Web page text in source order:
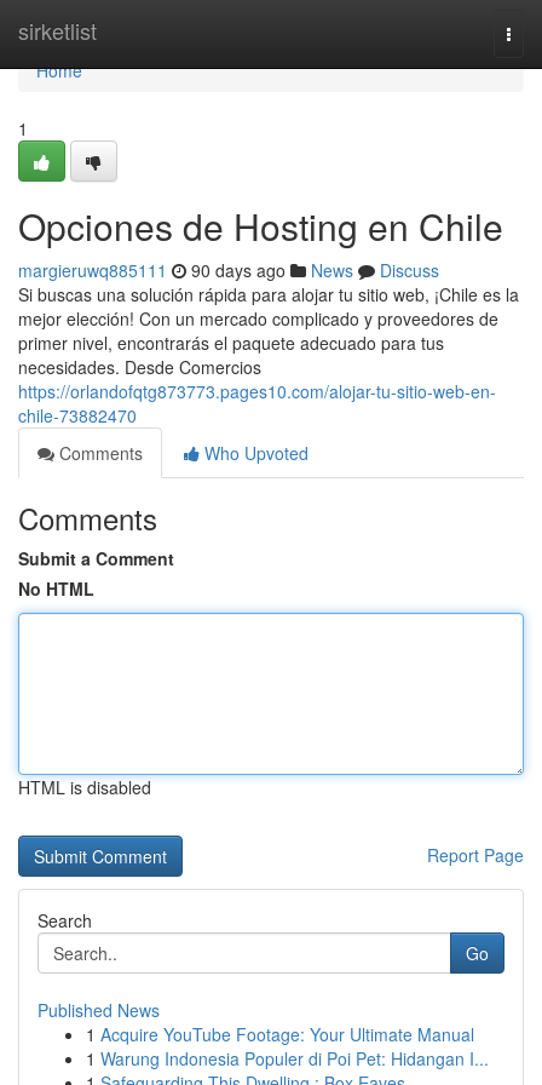
sirketlist
Home
Home
1
Opciones de Hosting en Chile
margieruwq885111 90 days ago News
Discuss
Si buscas una solución rápida para alojar tu sitio web, ¡Chile es la
mejor elección! Con un mercado complicado y proveedores de
primer nivel, encontrarás el paquete adecuado para tus
necesidades. Desde Comercios
https://orlandofqtg873773.pages10.com/alojar-tu-sitio-web-en-
chile-73882470
Comments
Who Upvoted
Comments
Submit a Comment
No HTML
HTML is disabled
Report Page
Search
Go
Published News
1 Acquire YouTube Footage: Your Ultimate Manual
1 Warung Indonesia Populer di Poi Pet: Hidangan I...